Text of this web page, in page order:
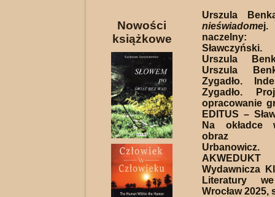
Nowości
książkowe
Urszula
nieświadomej.
naczelny:
Urszula
Urszula
Zygadło.
Zygadło.
opracowanie
EDITUS –
Na okładce
obraz
Wydawnicza
Literatury
Wrocław 2025,